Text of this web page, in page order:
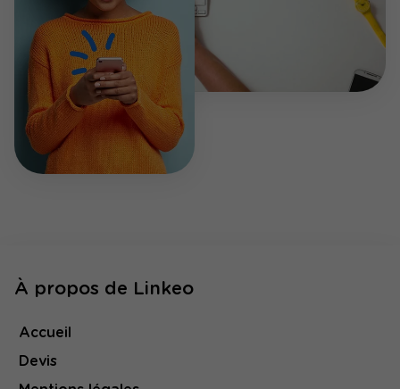
À propos de Linkeo
Accueil
Devis